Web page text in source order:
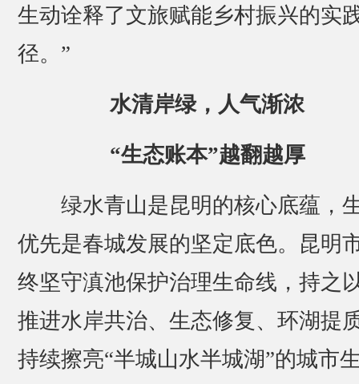
生动诠释了文旅赋能乡村振兴的实
径。”
水清岸绿，人气渐浓
“生态账本”越翻越厚
绿水青山是昆明的核心底蕴，
优先是春城发展的坚定底色。昆明
终坚守滇池保护治理生命线，持之
推进水岸共治、生态修复、环湖提
持续擦亮“半城山水半城湖”的城市